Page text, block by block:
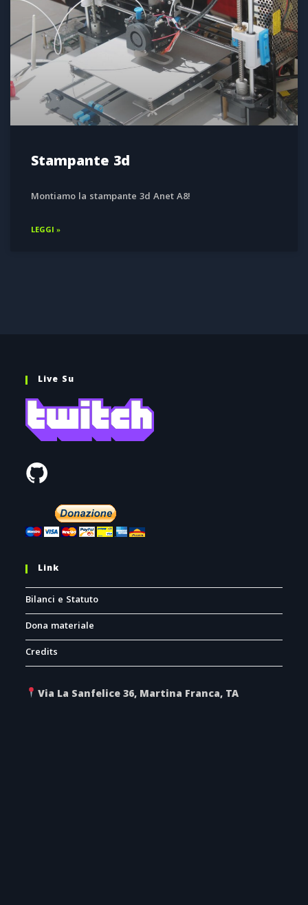
Stampante 3d
Montiamo la stampante 3d Anet A8!
LEGGI »
Live Su
Link
Bilanci e Statuto
Dona materiale
Credits
Via La Sanfelice 36, Martina Franca, TA